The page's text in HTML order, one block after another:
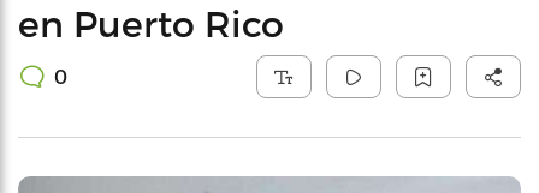
en Puerto Rico
0